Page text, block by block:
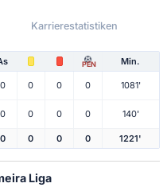
Karrierestatistiken
PEN Min.
0 0 0 0 1081'
0 0 0 0 140'
0 0 0 0 1221'
Liga